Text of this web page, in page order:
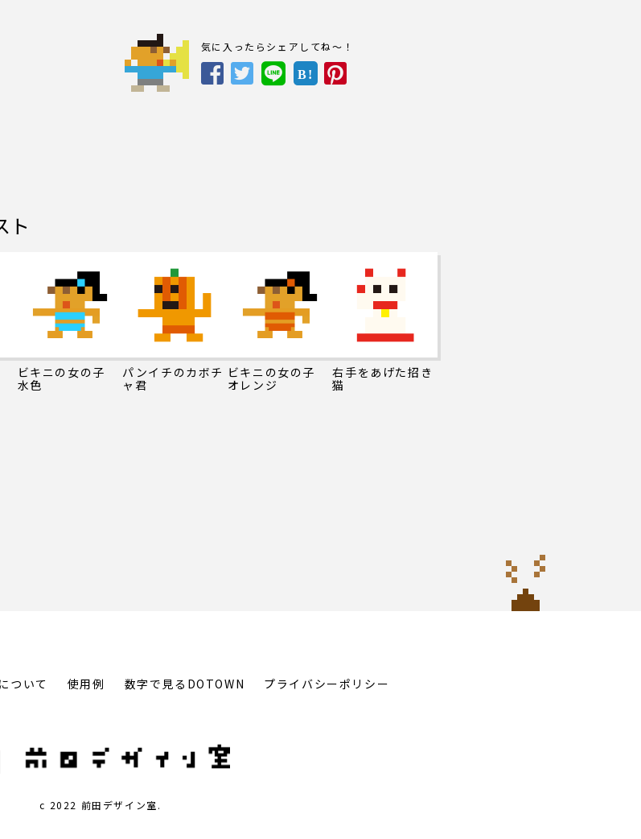
気に入ったらシェアしてね～！
B!
ト
ビキニの女の子
水色
パンイチのカボチ
ャ君
ビキニの女の子
オレンジ
右手をあげた招き
猫
ついて 使用例 数字で見るDOTOWN プライバシーポリシー
c 2022 前田デザイン室.